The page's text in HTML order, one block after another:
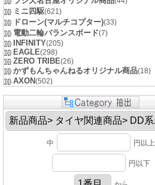
ミニ四駆(621)
ドローン(マルチコプター)(33)
電動二輪バランスボード(7)
INFINITY(205)
EAGLE(298)
ZERO TRIBE(26)
かずもんちゃんねるオリジナル商品(18)
AXON(502)
中 円以上
円以下